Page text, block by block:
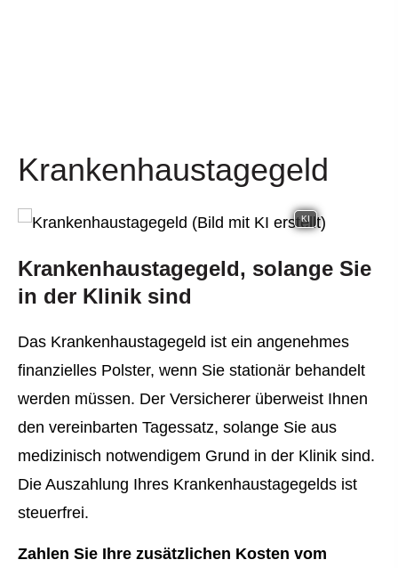
Krankenhaustagegeld
KI
Krankenhaustagegeld, solange Sie
in der Klinik sind
Das Krankenhaustagegeld ist ein angenehmes
finanzielles Polster, wenn Sie stationär behandelt
werden müssen. Der Versicherer überweist Ihnen
den vereinbarten Tagessatz, solange Sie aus
medizinisch notwendigem Grund in der Klinik sind.
Die Auszahlung Ihres Krankenhaustagegelds ist
steuerfrei.
Zahlen Sie Ihre zusätzlichen Kosten vom